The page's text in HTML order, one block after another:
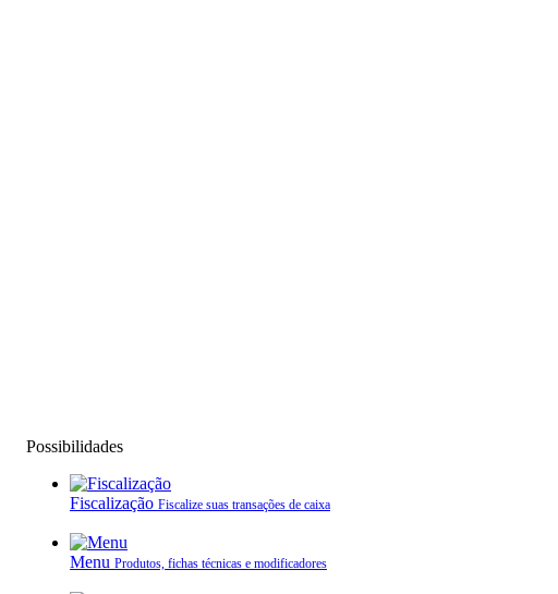
Possibilidades
Fiscalização Fiscalize suas transações de caixa
Menu Produtos, fichas técnicas e modificadores